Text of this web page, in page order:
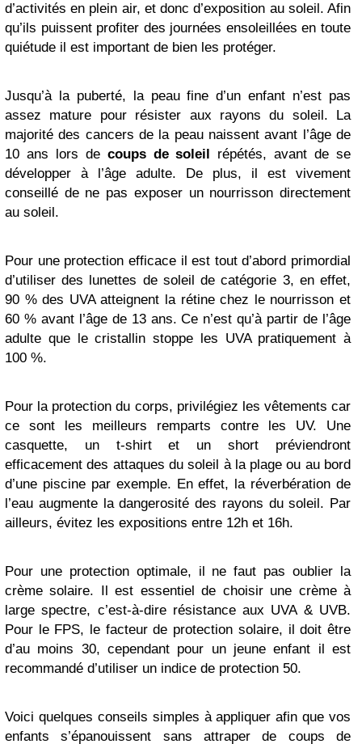
d’activités en plein air, et donc d’exposition au soleil. Afin
qu’ils puissent profiter des journées ensoleillées en toute
quiétude il est important de bien les protéger.
Jusqu’à la puberté, la peau fine d’un enfant n’est pas
assez mature pour résister aux rayons du soleil. La
majorité des cancers de la peau naissent avant l’âge de
10 ans lors de coups de soleil répétés, avant de se
développer à l’âge adulte. De plus, il est vivement
conseillé de ne pas exposer un nourrisson directement
au soleil.
Pour une protection efficace il est tout d’abord primordial
d’utiliser des lunettes de soleil de catégorie 3, en effet,
90 % des UVA atteignent la rétine chez le nourrisson et
60 % avant l’âge de 13 ans. Ce n’est qu’à partir de l’âge
adulte que le cristallin stoppe les UVA pratiquement à
100 %.
Pour la protection du corps, privilégiez les vêtements car
ce sont les meilleurs remparts contre les UV. Une
casquette, un t-shirt et un short préviendront
efficacement des attaques du soleil à la plage ou au bord
d’une piscine par exemple. En effet, la réverbération de
l’eau augmente la dangerosité des rayons du soleil. Par
ailleurs, évitez les expositions entre 12h et 16h.
Pour une protection optimale, il ne faut pas oublier la
crème solaire. Il est essentiel de choisir une crème à
large spectre, c’est-à-dire résistance aux UVA & UVB.
Pour le FPS, le facteur de protection solaire, il doit être
d’au moins 30, cependant pour un jeune enfant il est
recommandé d’utiliser un indice de protection 50.
Voici quelques conseils simples à appliquer afin que vos
enfants s’épanouissent sans attraper de coups de